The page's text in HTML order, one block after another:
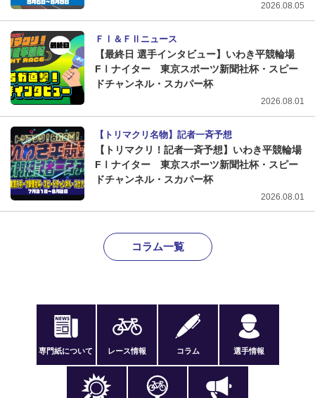
2026.08.05
ＦⅠ＆ＦⅡニュース
【最終日 選手インタビュー】いわき平競輪場
FⅠナイター 東京スポーツ新聞社杯・スピー
ドチャンネル・スカパー杯
2026.08.01
【トリマクリ名物】記者一斉予想
【トリマクリ！記者一斉予想】いわき平競輪場
FⅠナイター 東京スポーツ新聞社杯・スピー
ドチャンネル・スカパー杯
2026.08.01
コラム一覧
専門紙について レース情報 コラム 選手情報